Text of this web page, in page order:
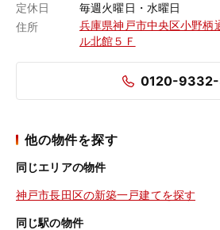
定休日
毎週火曜日・水曜日
住所
兵庫県神戸市中央区小野
ル北館５Ｆ
0120-9332-
他の物件を探す
同じエリアの物件
神戸市長田区の新築一戸建てを探す
同じ駅の物件